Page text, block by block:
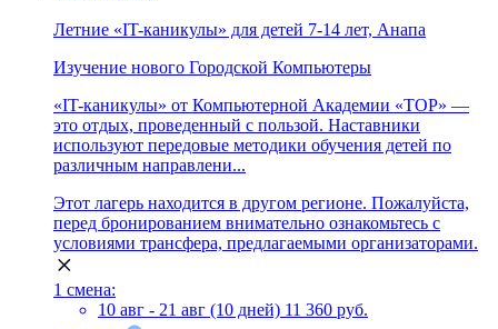
Летние «IT-каникулы» для детей 7-14 лет, Анапа
Изучение нового Городской Компьютеры
«IT-каникулы» от Компьютерной Академии «TOP» —
это отдых, проведенный с пользой. Наставники
используют передовые методики обучения детей по
различным направлени...
Этот лагерь находится в другом регионе. Пожалуйста,
перед бронированием внимательно ознакомьтесь с
условиями трансфера, предлагаемыми организаторами.
1 смена:
10 авг - 21 авг (10 дней) 11 360 руб.